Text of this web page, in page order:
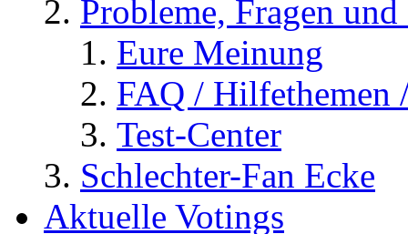
Probleme, Fragen
Eure Meinung
FAQ / Hilfethemen
Test-Center
Schlechter-Fan Ecke
Aktuelle Votings